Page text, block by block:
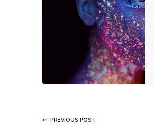
PREVIOUS POST